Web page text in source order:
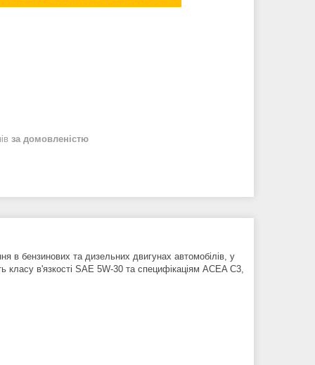
за домовленістю
в бензинових та дизельних двигунах автомобілів, у
в'язкості SAE 5W-30 та специфікаціям ACEA C3,